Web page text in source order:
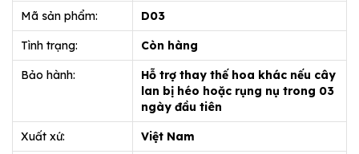
Mã sản phẩm: D03
Tình trạng: Còn hàng
Bảo hành:
Hỗ trợ thay thế hoa khác nếu cây
lan bị héo hoặc rụng nụ trong 03
ngày đầu tiên
Xuất xứ: Việt Nam